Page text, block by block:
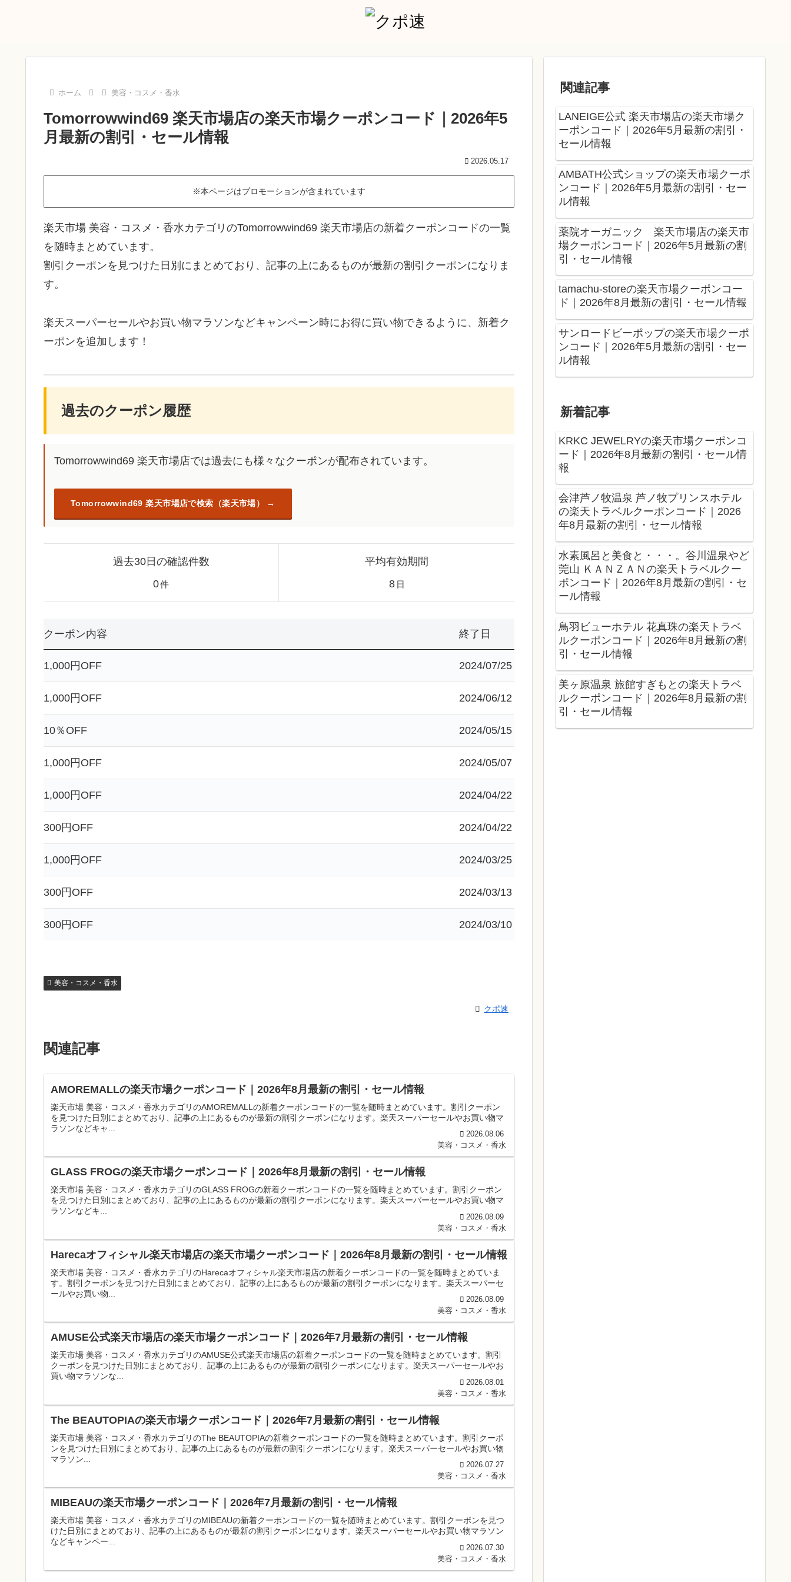
ホーム 美容・コスメ・香水
Tomorrowwind69 楽天市場店の楽天市場クーポンコード｜2026年5
月最新の割引・セール情報
2026.05.17
※本ページはプロモーションが含まれています
楽天市場 美容・コスメ・香水カテゴリのTomorrowwind69 楽天市場店の新着クーポンコードの一覧
を随時まとめています。
割引クーポンを見つけた日別にまとめており、記事の上にあるものが最新の割引クーポンになりま
す。
楽天スーパーセールやお買い物マラソンなどキャンペーン時にお得に買い物できるように、新着ク
ーポンを追加します！
過去のクーポン履歴
Tomorrowwind69 楽天市場店では過去にも様々なクーポンが配布されています。
Tomorrowwind69 楽天市場店で検索（楽天市場）
過去30日の確認件数
0件
平均有効期間
8 日
クーポン内容 終了日
1,000円OFF 2024/07/25
1,000円OFF 2024/06/12
10％OFF 2024/05/15
1,000円OFF 2024/05/07
1,000円OFF 2024/04/22
300円OFF 2024/04/22
1,000円OFF 2024/03/25
300円OFF 2024/03/13
300円OFF 2024/03/10
美容・コスメ・香水
クポ速
関連記事
AMOREMALLの楽天市場クーポンコード｜2026年8月最新の割引・セール情報
楽天市場 美容・コスメ・香水カテゴリのAMOREMALLの新着クーポンコードの一覧を随時まとめています。割引クーポン
を見つけた日別にまとめており、記事の上にあるものが最新の割引クーポンになります。楽天スーパーセールやお買い物マ
ラソンなどキャ...
2026.08.06
美容・コスメ・香水
GLASS FROGの楽天市場クーポンコード｜2026年8月最新の割引・セール情報
楽天市場 美容・コスメ・香水カテゴリのGLASS FROGの新着クーポンコードの一覧を随時まとめています。割引クーポン
を見つけた日別にまとめており、記事の上にあるものが最新の割引クーポンになります。楽天スーパーセールやお買い物マ
ラソンなどキ...
2026.08.09
美容・コスメ・香水
Harecaオフィシャル楽天市場店の楽天市場クーポンコード｜2026年8月最新の割引・セール情報
楽天市場 美容・コスメ・香水カテゴリのHarecaオフィシャル楽天市場店の新着クーポンコードの一覧を随時まとめていま
す。割引クーポンを見つけた日別にまとめており、記事の上にあるものが最新の割引クーポンになります。楽天スーパーセ
ールやお買い物...
2026.08.09
美容・コスメ・香水
AMUSE公式楽天市場店の楽天市場クーポンコード｜2026年7月最新の割引・セール情報
楽天市場 美容・コスメ・香水カテゴリのAMUSE公式楽天市場店の新着クーポンコードの一覧を随時まとめています。割引
クーポンを見つけた日別にまとめており、記事の上にあるものが最新の割引クーポンになります。楽天スーパーセールやお
買い物マラソンな...
2026.08.01
美容・コスメ・香水
The BEAUTOPIAの楽天市場クーポンコード｜2026年7月最新の割引・セール情報
楽天市場 美容・コスメ・香水カテゴリのThe BEAUTOPIAの新着クーポンコードの一覧を随時まとめています。割引クーポ
ンを見つけた日別にまとめており、記事の上にあるものが最新の割引クーポンになります。楽天スーパーセールやお買い物
マラソン...
2026.07.27
美容・コスメ・香水
MIBEAUの楽天市場クーポンコード｜2026年7月最新の割引・セール情報
楽天市場 美容・コスメ・香水カテゴリのMIBEAUの新着クーポンコードの一覧を随時まとめています。割引クーポンを見つ
けた日別にまとめており、記事の上にあるものが最新の割引クーポンになります。楽天スーパーセールやお買い物マラソン
などキャンペー...
2026.07.30
美容・コスメ・香水
関連記事
LANEIGE公式 楽天市場店の楽天市場ク
ーポンコード｜2026年5月最新の割引・
セール情報
AMBATH公式ショップの楽天市場クーポ
ンコード｜2026年5月最新の割引・セー
ル情報
薬院オーガニック 楽天市場店の楽天市
場クーポンコード｜2026年5月最新の割
引・セール情報
tamachu-storeの楽天市場クーポンコー
ド｜2026年8月最新の割引・セール情報
サンロードビーポップの楽天市場クーポ
ンコード｜2026年5月最新の割引・セー
ル情報
新着記事
KRKC JEWELRYの楽天市場クーポンコ
ード｜2026年8月最新の割引・セール情
報
会津芦ノ牧温泉 芦ノ牧プリンスホテル
の楽天トラベルクーポンコード｜2026
年8月最新の割引・セール情報
水素風呂と美食と・・・。谷川温泉やど
莞山 ＫＡＮＺＡＮの楽天トラベルクー
ポンコード｜2026年8月最新の割引・セ
ール情報
鳥羽ビューホテル 花真珠の楽天トラベ
ルクーポンコード｜2026年8月最新の割
引・セール情報
美ヶ原温泉 旅館すぎもとの楽天トラベ
ルクーポンコード｜2026年8月最新の割
引・セール情報